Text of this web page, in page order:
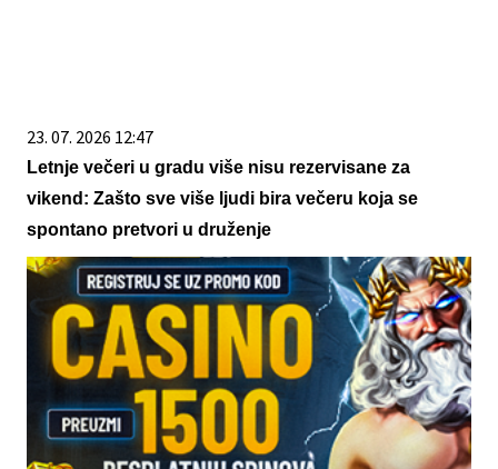
23. 07. 2026 12:47
Letnje večeri u gradu više nisu rezervisane za
vikend: Zašto sve više ljudi bira večeru koja se
spontano pretvori u druženje